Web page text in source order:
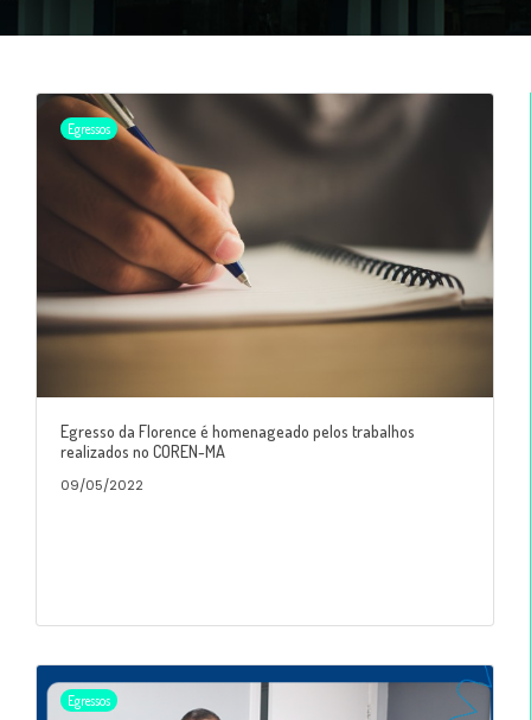
Egressos
Egresso da Florence é homenageado pelos trabalhos
realizados no COREN-MA
09/05/2022
Egressos